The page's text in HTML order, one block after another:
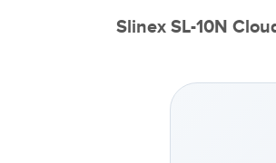
Slinex SL-10N